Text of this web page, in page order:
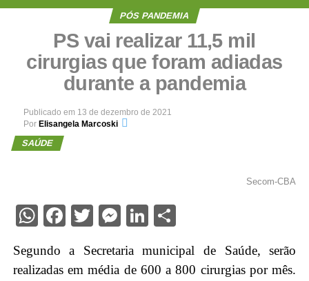
PÓS PANDEMIA
PS vai realizar 11,5 mil
cirurgias que foram adiadas
durante a pandemia
Publicado em 13 de dezembro de 2021
Por Elisangela Marcoski
SAÚDE
Secom-CBA
WhatsApp
Facebook
Twitter
Messenger
LinkedIn
Share
Segundo a Secretaria municipal de Saúde, serão
realizadas em média de 600 a 800 cirurgias por mês.